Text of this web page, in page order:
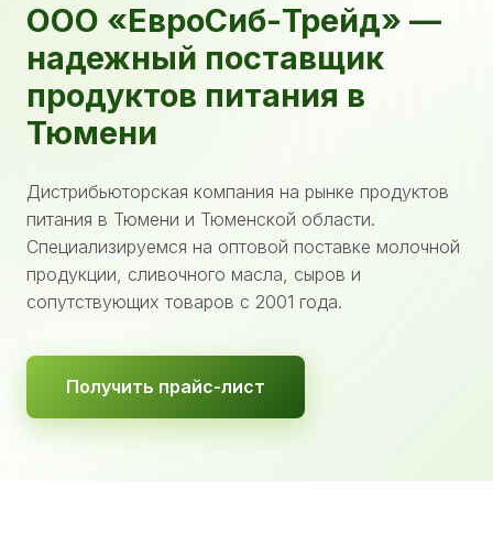
ООО «ЕвроСиб-Трейд» —
надежный поставщик
продуктов питания в
Тюмени
Дистрибьюторская компания на рынке продуктов
питания в Тюмени и Тюменской области.
Специализируемся на оптовой поставке молочной
продукции, сливочного масла, сыров и
сопутствующих товаров с 2001 года.
Получить прайс-лист